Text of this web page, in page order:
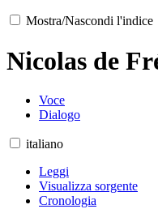
Mostra/Nascondi l'indice
Nicolas de
Voce
Dialogo
italiano
Leggi
Visualizza sorgente
Cronologia